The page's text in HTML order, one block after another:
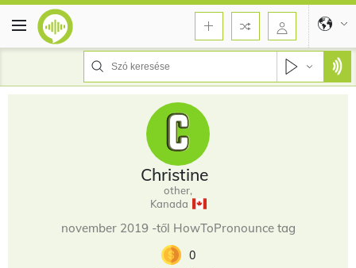
Christine
other,
Kanada
november 2019 -től HowToPronounce tag
0